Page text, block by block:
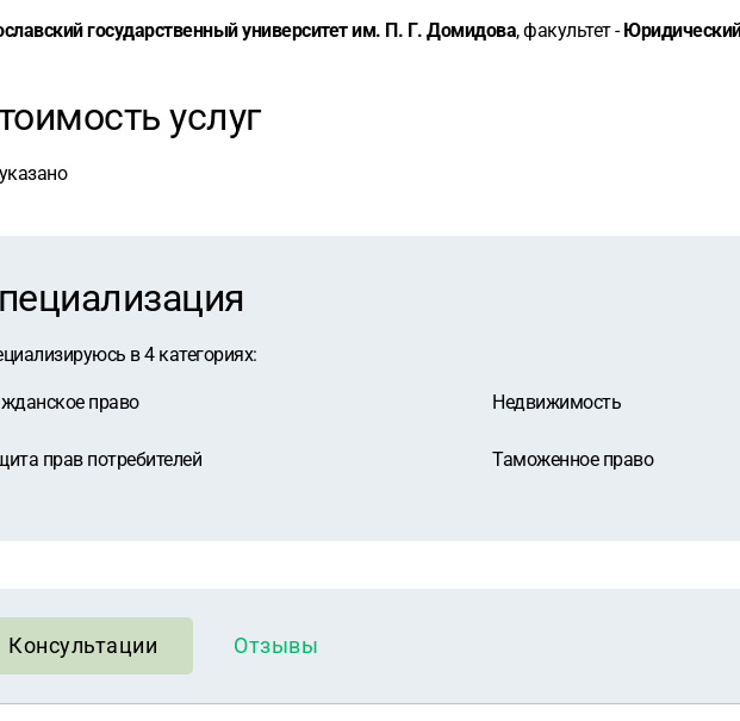
государственный университет им. П. Г. Домидова, факультет -
услуг
в4 категориях:
право Недвижимость
прав потребителей Таможенное право
Консультации Отзывы